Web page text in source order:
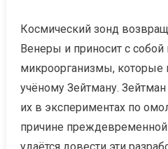
Космический зонд
Венеры и приносит с собой
микроорганизмы, которые
учёному Зейтману.
их в экспериментах по
причине